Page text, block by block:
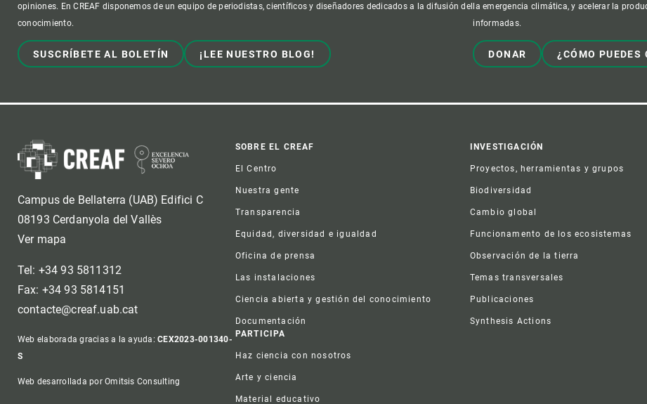
opiniones. En CREAF disponemos de un equipo de periodistas, científicos y diseñadores dedicados a la difusión del
conocimiento.
SUSCRÍBETE AL BOLETÍN ¡LEE NUESTRO BLOG!
la emergencia climática, y acelerar la
informadas.
DONAR ¿CÓMO PUEDES
Campus de Bellaterra (UAB) Edifici C
08193 Cerdanyola del Vallès
Ver mapa
Tel: +34 93 5811312
Fax: +34 93 5814151
contacte@creaf.uab.cat
Web elaborada gracias a la ayuda:CEX2023-001340-
S
Web desarrollada por Omitsis Consulting
Footer
SOBRE EL CREAF
El Centro
Nuestra gente
Transparencia
Equidad, diversidad e igualdad
Oficina de prensa
Las instalaciones
Ciencia abierta y gestión del conocimiento
Documentación
INVESTIGACIÓN
Proyectos, herramientas y grupos
Biodiversidad
Cambio global
Funcionamento de los ecosistemas
Observación de la tierra
Temas transversales
Publicaciones
Synthesis Actions
PARTICIPA
Haz ciencia con nosotros
Arte y ciencia
Material educativo